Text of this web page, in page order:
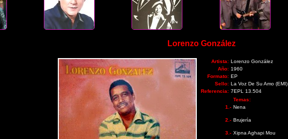
Lorenzo González
Artista: Lorenzo González
Año: 1960
Formato: EP
Sello: La Voz De Su Amo (EMI)
Referencia: 7EPL 13.504
Temas:
1.- Nena
2.- Brujería
3.- Xipna Aghapi Mou